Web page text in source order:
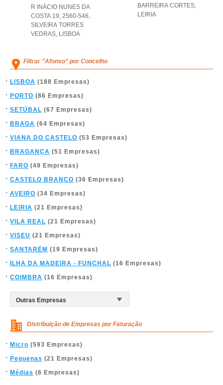
R INÁCIO NUNES DA
COSTA 19, 2560-546,
SILVEIRA TORRES
VEDRAS, LISBOA
BARREIRA CORTES,
LEIRIA
Filtrar "Afonso" por Concelho
LISBOA (188 Empresas)
PORTO (86 Empresas)
SETÚBAL (67 Empresas)
BRAGA (64 Empresas)
VIANA DO CASTELO (53 Empresas)
BRAGANÇA (51 Empresas)
FARO (49 Empresas)
CASTELO BRANCO (36 Empresas)
AVEIRO (34 Empresas)
LEIRIA (21 Empresas)
VILA REAL (21 Empresas)
VISEU (21 Empresas)
SANTARÉM (19 Empresas)
ILHA DA MADEIRA - FUNCHAL (16 Empresas)
COIMBRA (16 Empresas)
Distribuição de Empresas por Faturação
Micro (593 Empresas)
Pequenas (21 Empresas)
Médias (6 Empresas)